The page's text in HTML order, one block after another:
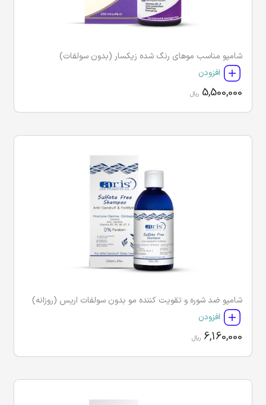
شامپو مناسب موهای رنگ شده زیکسار (بدون سولفات)
افزودن
5,500,000 ریال
شامپو ضد شوره و تقویت کننده مو بدون سولفات اریس (روزانه)
افزودن
6,160,000 ریال